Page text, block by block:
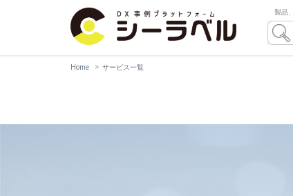
製品
Home サービス一覧